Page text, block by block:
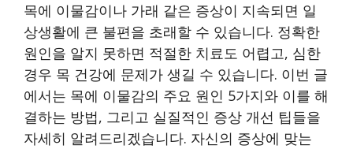
목에 이물감이나 가래 같은 증상이 지속되면 일
상생활에 큰 불편을 초래할 수 있습니다. 정확한
원인을 알지 못하면 적절한 치료도 어렵고, 심한
경우 목 건강에 문제가 생길 수 있습니다. 이번 글
에서는 목에 이물감의 주요 원인 5가지와 이를 해
결하는 방법, 그리고 실질적인 증상 개선 팁들을
자세히 알려드리겠습니다. 자신의 증상에 맞는